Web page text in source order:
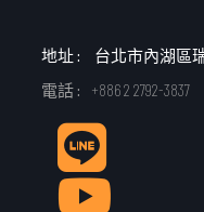
地址 :
台北市內湖區
電話 :
+886 2 2792-3837